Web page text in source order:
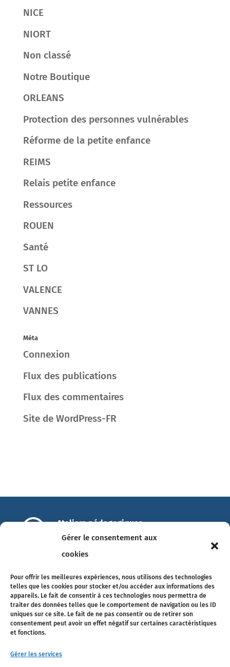
Gérer le consentement aux
cookies
Pour offrir les meilleures expériences, nous utilisons des technologies
telles que les cookies pour stocker et/ou accéder aux informations des
appareils. Le fait de consentir à ces technologies nous permettra de
traiter des données telles que le comportement de navigation ou les ID
uniques sur ce site. Le fait de ne pas consentir ou de retirer son
consentement peut avoir un effet négatif sur certaines caractéristiques
et fonctions.
Gérer les services
NICE
NIORT
Non classé
Notre Boutique
ORLEANS
Protection des personnes vulnérables
Réforme de la petite enfance
REIMS
Relais petite enfance
Ressources
ROUEN
Santé
ST LO
VALENCE
VANNES
Méta
Connexion
Flux des publications
Flux des commentaires
Site de WordPress-FR
Ateliers pédagogiques
14 Allée François Mitterrand
Tél. 02 41 18 89 75
Suivez-nous